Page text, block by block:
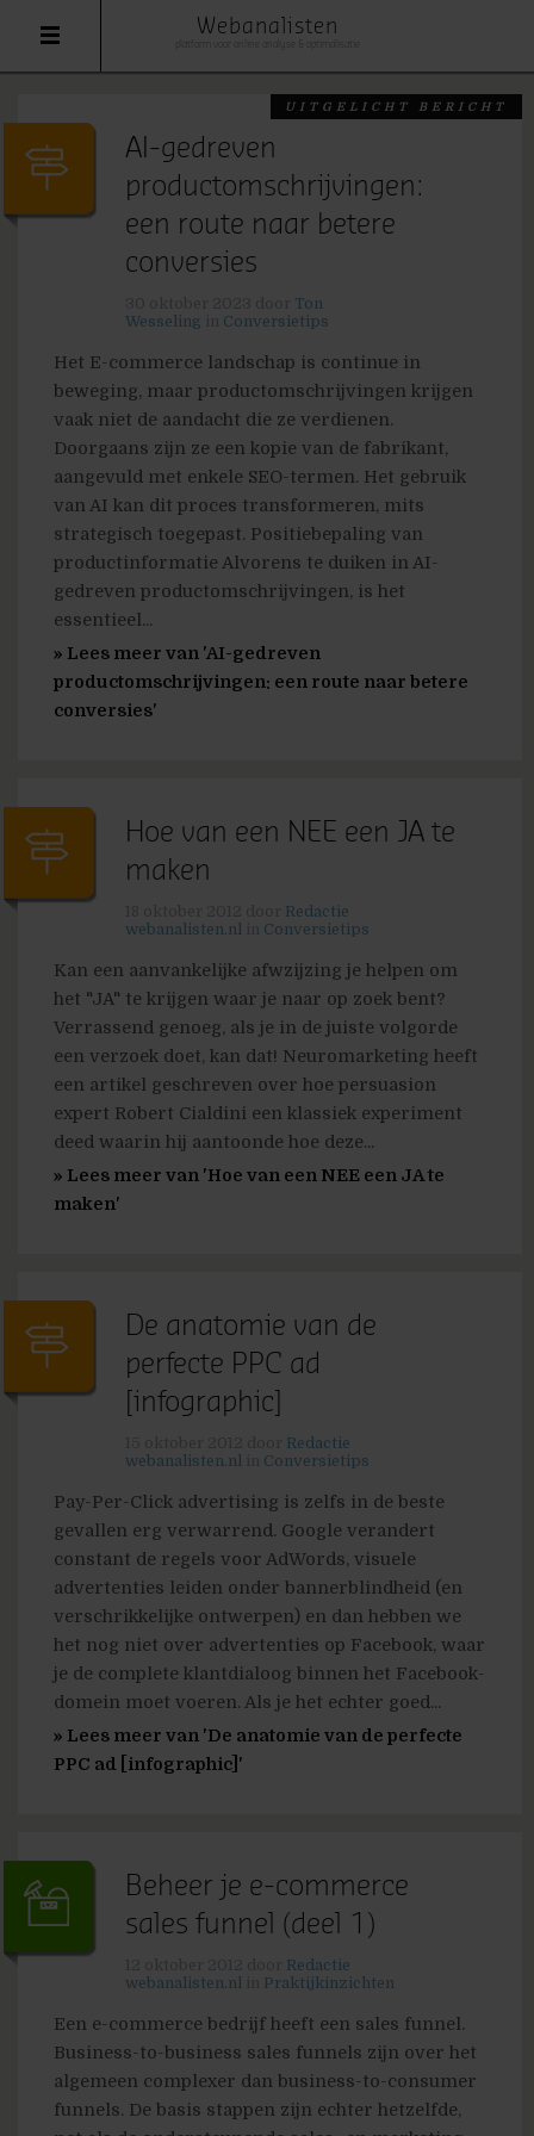
Webanalisten
UITGELICHT BERICHT
AI-gedreven
productomschrijvingen:
een route naar betere
conversies
Ton
Wesseling
Conversietips
Het E-commerce landschap is continue in
beweging, maar productomschrijvingen krijgen
vaak niet de aandacht die ze verdienen.
Doorgaans zijn ze een kopie van de fabrikant,
aangevuld met enkele SEO-termen. Het gebruik
van AI kan dit proces transformeren, mits
strategisch toegepast. Positiebepaling van
productinformatie Alvorens te duiken in AI-
gedreven productomschrijvingen, is het
essentieel...
» Lees meer van 'AI-gedreven
productomschrijvingen: een route naar betere
conversies'
Hoe van een NEE een JA te
maken
Redactie
webanalisten.nl
Conversietips
Kan een aanvankelijke afwzijzing je helpen om
het "JA" te krijgen waar je naar op zoek bent?
Verrassend genoeg, als je in de juiste volgorde
een verzoek doet, kan dat! Neuromarketing heeft
een artikel geschreven over hoe persuasion
expert Robert Cialdini een klassiek experiment
deed waarin hij aantoonde hoe deze...
» Lees meer van 'Hoe van een NEE een JA te
maken'
De anatomie van de
perfecte PPC ad
[infographic]
Redactie
webanalisten.nl
Conversietips
Pay-Per-Click advertising is zelfs in de beste
gevallen erg verwarrend. Google verandert
constant de regels voor AdWords, visuele
advertenties leiden onder bannerblindheid (en
verschrikkelijke ontwerpen) en dan hebben we
het nog niet over advertenties op Facebook, waar
je de complete klantdialoog binnen het Facebook-
domein moet voeren. Als je het echter goed...
» Lees meer van 'De anatomie van de perfecte
PPC ad [infographic]'
Beheer je e-commerce
sales funnel (deel 1)
Redactie
webanalisten.nl
Praktijkinzichten
Een e-commerce bedrijf heeft een sales funnel.
Business-to-business sales funnels zijn over het
algemeen complexer dan business-to-consumer
funnels. De basis stappen zijn echter hetzelfde,